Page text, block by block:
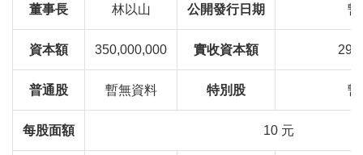
董事長 林以山 公開發行日期 暫
資本額 350,000,000 實收資本額
普通股 暫無資料 特別股 暫
每股面額 10 元